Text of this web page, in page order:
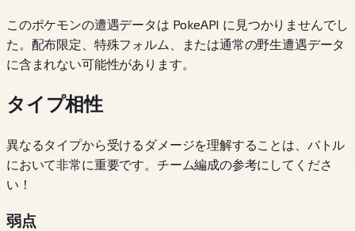
このポケモンの遭遇データは PokeAPI に見つかりませんでし
た。配布限定、特殊フォルム、または通常の野生遭遇データ
に含まれない可能性があります。
タイプ相性
異なるタイプから受けるダメージを理解することは、バトル
において非常に重要です。チーム編成の参考にしてくださ
い！
弱点